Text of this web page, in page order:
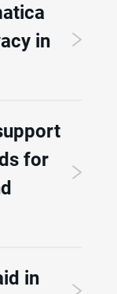
in
for
in